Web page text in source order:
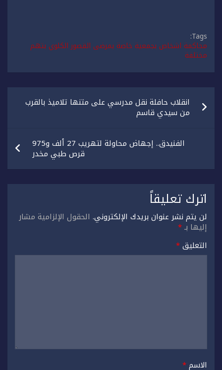
Tags:
محاكمة اشخاص بجمعية خاصة بمرضى القصور الكلوي بتهم
مختلفة
تصفّح
المقالاتانقلاب حافلة نقل مدرسي على متنها تلاميذ بالقرب
من سيدي قاسم
الفنيدق.. إجهاض محاولة لتهريب 27 ألف و975
قرص طبي مخدر
اترك تعليقاً
لن يتم نشر عنوان بريدك الإلكتروني. الحقول الإلزامية مشار
إليها بـ*
التعليق*
الاسم*